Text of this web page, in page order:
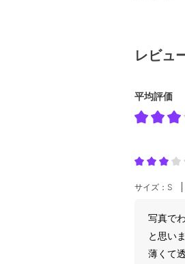
レビュ
平均評価
サイズ：S
写真で
と思い
薄くて